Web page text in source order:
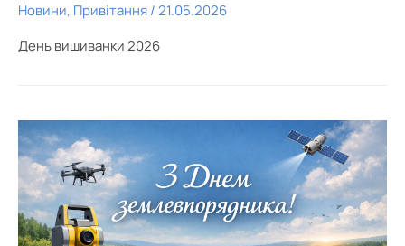
Новини, Привітання/21.05.2026
День вишиванки 2026